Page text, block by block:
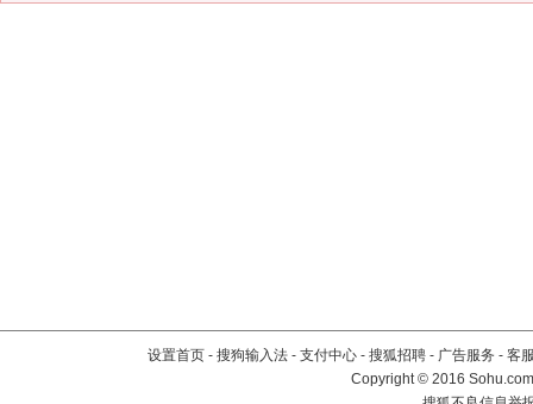
设置首页 - 搜狗输入法 - 支付中心 - 搜狐招聘 - 广告服务 - 客
Copyright©2016